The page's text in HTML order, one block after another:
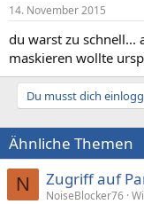
14. November 2015
du warst zu schnell...
maskieren wollte
Du musst dich
Ähnliche Themen
N Zugriff auf
NoiseBlocker76